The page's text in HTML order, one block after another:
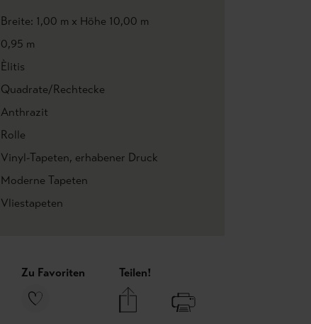
Breite: 1,00 m x Höhe 10,00 m
0,95 m
Èlitis
Quadrate/Rechtecke
Anthrazit
Rolle
Vinyl-Tapeten, erhabener Druck
Moderne Tapeten
Vliestapeten
Zu Favoriten Teilen!